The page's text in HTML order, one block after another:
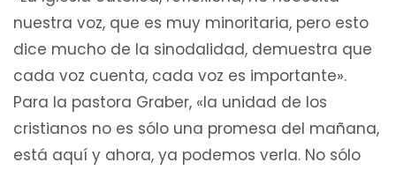
nuestra voz, que es muy minoritaria, pero esto
dice mucho de la sinodalidad, demuestra que
cada voz cuenta, cada voz es importante».
Para la pastora Graber, «la unidad de los
cristianos no es sólo una promesa del mañana,
está aquí y ahora, ya podemos verla. No sólo